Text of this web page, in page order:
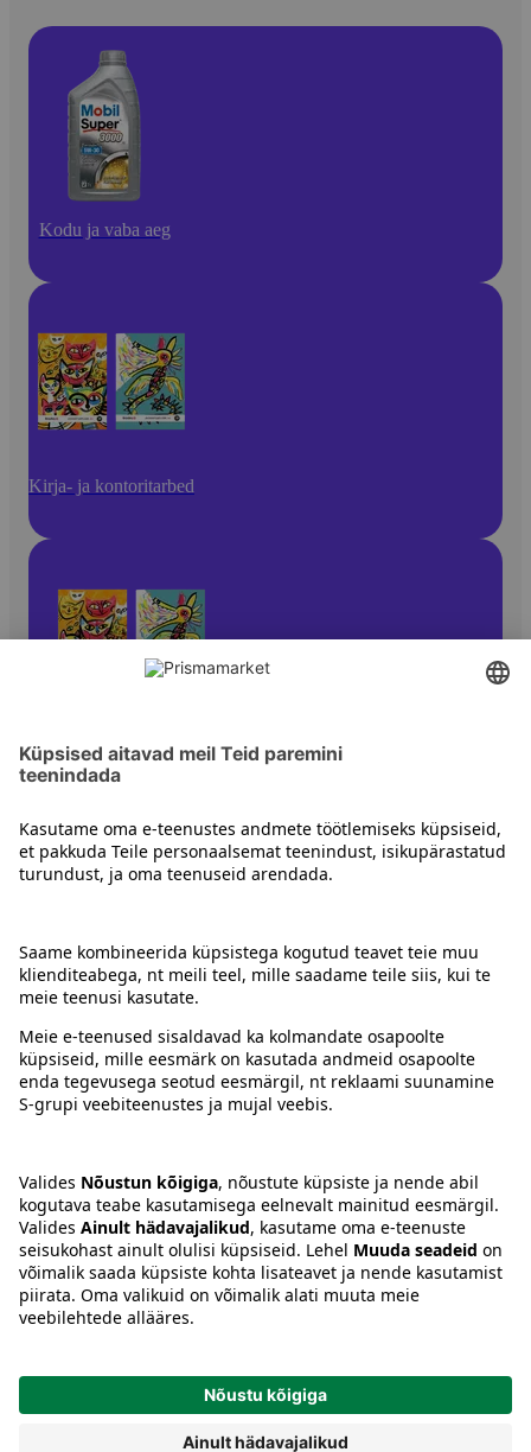
Kodu ja vaba aeg
Kirja- ja kontoritarbed
Pliiatsid ja kirjutusvahendid
Juhised
Tingimused
Keel:ETENRU